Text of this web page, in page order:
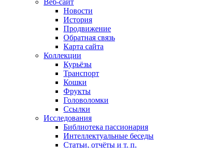
Новости
История
Продвижение
Обратная связь
Карта сайта
Коллекции
Курьёзы
Транспорт
Кошки
Фрукты
Головоломки
Ссылки
Исследования
Библиотека пассионария
Интеллектуальные беседы
Статьи, отчёты и т. п.